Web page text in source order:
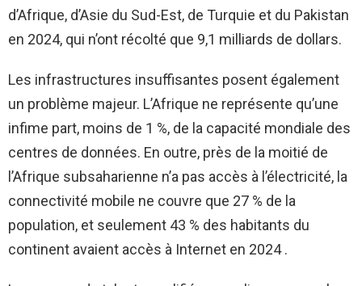
d’Afrique, d’Asie du Sud-Est, de Turquie et du Pakistan
en 2024, qui n’ont récolté que 9,1 milliards de dollars.
Les infrastructures insuffisantes posent également
un problème majeur. L’Afrique ne représente qu’une
infime part, moins de 1 %, de la capacité mondiale des
centres de données. En outre, près de la moitié de
l’Afrique subsaharienne n’a pas accès à l’électricité, la
connectivité mobile ne couvre que 27 % de la
population, et seulement 43 % des habitants du
continent avaient accès à Internet en 2024 .